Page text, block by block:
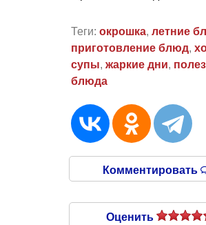
Теги: окрошка, летние
приготовление блюд,
супы, жаркие дни,
блюда
Комментировать
Оценить